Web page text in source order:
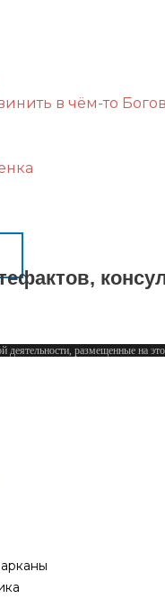
в чём-то
деятельности, размещенные на